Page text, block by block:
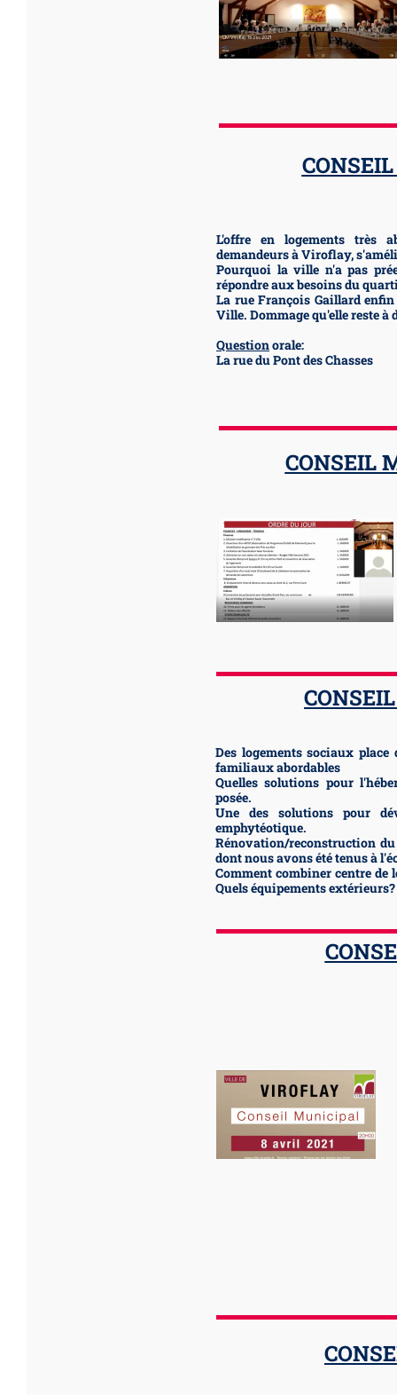
L'offre en logements très
demandeurs à Viroflay,
Pourquoi la ville n'a pas
répondre aux besoins du
La rue François Gaillard
Ville. Dommage qu'elle reste à
Questionorale:
La rue du Pont des Chasses
CONSEIL
Des logements sociaux
familiaux abordables
Quelles solutions pour
posée.
Une des solutions pour
emphytéotique.
Rénovation/reconstruction
dont nous avons été tenus à
Comment combiner centre
Quels équipements extérieurs?